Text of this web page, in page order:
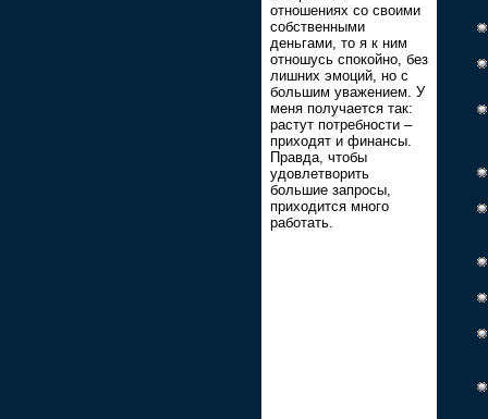
отношениях со своими
собственными
деньгами, то я к ним
отношусь спокойно, без
лишних эмоций, но с
большим уважением. У
меня получается так:
растут потребности –
приходят и финансы.
Правда, чтобы
удовлетворить
большие запросы,
приходится много
работать.